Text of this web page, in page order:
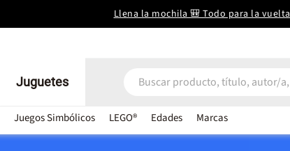
Llena la mochila 🎒 Todo para la vuelta
Juguetes
Juegos Simbólicos LEGO® Edades Marcas